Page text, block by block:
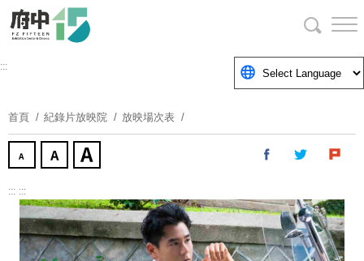
要
塊
:::
首頁 紀錄片放映院 放映場次表
::: :::